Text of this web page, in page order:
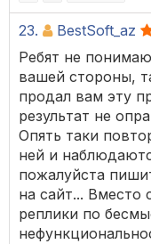
23. BestSoft_az
Ребят не
вашей стороны,
продал вам эту
результат не
Опять таки
ней и
пожалуйста
на сайт... Вместо
реплики по